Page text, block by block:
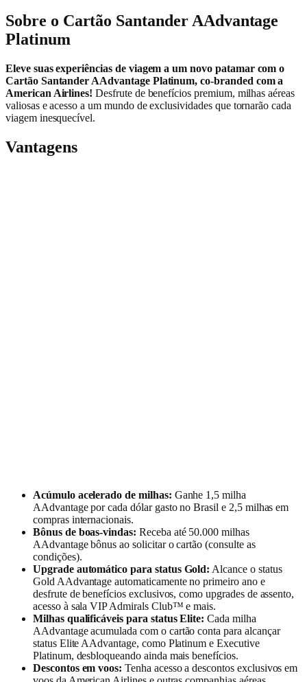
Sobre o Cartão Santander AAdvantage
Platinum
Eleve suas experiências de viagem a um novo patamar com o
Cartão Santander AAdvantage Platinum, co-branded com a
American Airlines! Desfrute de benefícios premium, milhas aéreas
valiosas e acesso a um mundo de exclusividades que tornarão cada
viagem inesquecível.
Vantagens
Acúmulo acelerado de milhas: Ganhe 1,5 milha
AAdvantage por cada dólar gasto no Brasil e 2,5 milhas em
compras internacionais.
Bônus de boas-vindas: Receba até 50.000 milhas
AAdvantage bônus ao solicitar o cartão (consulte as
condições).
Upgrade automático para status Gold: Alcance o status
Gold AAdvantage automaticamente no primeiro ano e
desfrute de benefícios exclusivos, como upgrades de assento,
acesso à sala VIP Admirals Club™ e mais.
Milhas qualificáveis para status Elite: Cada milha
AAdvantage acumulada com o cartão conta para alcançar
status Elite AAdvantage, como Platinum e Executive
Platinum, desbloqueando ainda mais benefícios.
Descontos em voos: Tenha acesso a descontos exclusivos em